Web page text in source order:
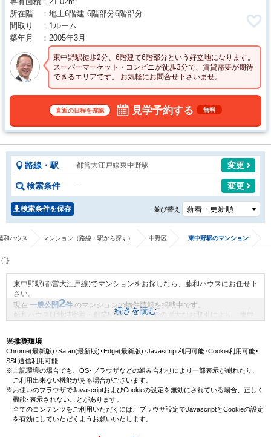
所在階
地上6階建 6階部分6階部分
間取り
1ルーム
築年月
2005年3月
東中野駅徒歩2分、6階建て6階部分という好立地になります。
スーパーマーケット・コンビニが徒歩3分で、賃貸需要が期待
できるエリアです。 お気軽にお問合せ下さいませ。
直近の日程を確認 見学予約する 無料
路線・駅 都営大江戸線東中野駅 変更
検索条件 - 変更
検索条件を保存 並び替え
和ハウス マンション（路線・駅から探す） 中野区 東中野駅のマンション
東中野駅(都営大江戸線)でマンションをお探しなら、藤和ハウスにお任せ下
さい。
現在 一般公開2件 のマンションの物件情報を掲載中です。
藤和ハウスは地域密着・創業51年、これまでの膨大なお取引により、東中
続きを読む
※推奨環境
Chrome(最新版)･Safari(最新版)･Edge(最新版)･Javascript利用可能･Cookie利用可能･
SSL通信利用可能
※上記環境の場合でも、OS･ブラウザなどの組み合わせにより一部表示が崩れたり、
ご利用出来ない機能がある場合がございます。
※お使いのブラウザでJavascriptおよびCookieの設定を無効にされている場合、正しく
機能･表示されないことがあります。
全てのコンテンツをご利用いただくには、ブラウザ設定でJavascriptとCookieの設定
を有効にしていただくようお願いいたします。